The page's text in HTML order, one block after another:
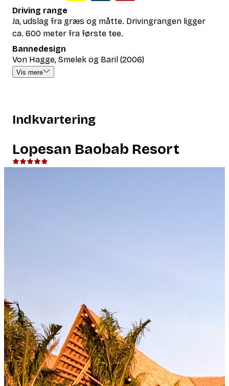
Driving range
Ja, udslag fra græs og måtte. Drivingrangen ligger
ca. 600 meter fra første tee.
Bannedesign
Von Hagge, Smelek og Baril (2006)
Vis mere
Indkvartering
Lopesan Baobab Resort